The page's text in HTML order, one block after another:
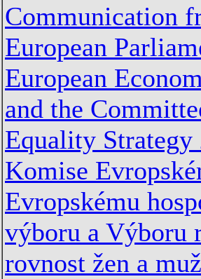
Communication
European
European
and the
Equality Strategy
Komise
Evropskému
výboru a Výboru
rovnost žen a